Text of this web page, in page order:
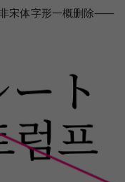
非宋体字形一概删除⸺